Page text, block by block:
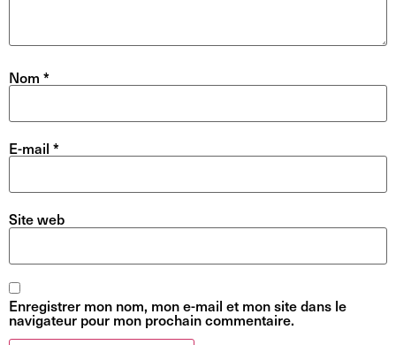
Nom *
E-mail *
Site web
Enregistrer mon nom, mon e-mail et mon site dans le
navigateur pour mon prochain commentaire.